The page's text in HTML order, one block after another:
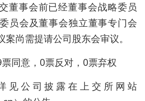
董事会前已经董事会战略委员
员会及董事会独立董事专门会
尚需提请公司股东会审议。
同意，0票反对，0票弃权
见公司披露在上交所网站